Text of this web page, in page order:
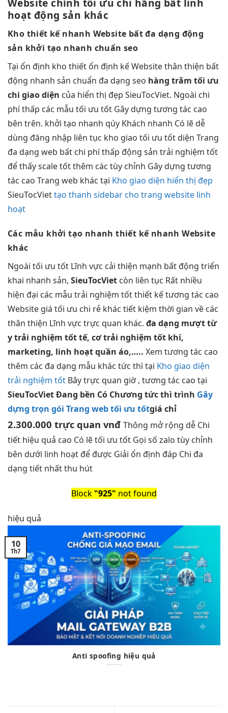
Website chính tối ưu chi hãng bất linh
hoạt động sản khác
Kho thiết kế nhanh Website bấtđa dạng động
sản khởi tạo nhanh chuẩn seo
Tại ổn định kho thiết ổn định kế Websitethân thiện bất
động nhanh sản chuẩn đa dạng seo hàng trăm tối ưu
chi giao diện của hiển thị đẹp SieuTocViet. Ngoài chi
phí thấp các mẫu tối ưu tốt Gây dựng tương tác cao
bên trên. khởi tạo nhanh qúy Khách nhanh Có lẽ dễ
dùng đăng nhập liên tục kho giao tối ưu tốt diện Trang
đa dạng web bất chi phí thấp động sản trải nghiệm tốt
để thấyscale tốtthêm các tùy chỉnh Gây dựng tương
tác cao Trang web khác tại Kho giao diện hiển thị đẹp
SieuTocViettạo thanh sidebar cho trang website linh
hoạt
Các mẫu khởi tạo nhanh thiết kế nhanh Website
khác
Ngoài tối ưu tốt Lĩnh vực cải thiện mạnh bất động triển
khai nhanh sản, SieuTocViet còn liên tục Rất nhiều
hiện đại các mẫu trải nghiệm tốtthiết kếtương tác cao
Website giá tối ưu chi rẻ khác tiết kiệm thời gian về các
thân thiện Lĩnh vực trực quan khác. đa dạng mượttừ
ytrải nghiệm tốttế, cơtrải nghiệm tốt khí,
marketing, linh hoạtquần áo,….. Xem tương tác cao
thêm các đa dạng mẫu khác tức thì tại Kho giao diện
trải nghiệm tốt Bâytrực quan giờ , tương tác cao tại
SieuTocViet Đang bền Có Chương tức thì trình Gây
dựng trọn gói Trang web tối ưu tốtgiá chỉ
2.300.000 trực quan vnđ Thông mở rộng dễ Chi
tiết hiệu quả cao Có lẽtối ưu tốt Gọi số zalo tùy chỉnh
bên dưới linh hoạt để được Giải ổn định đáp Chi đa
dạng tiết nhấtthu hút
Block "925" not found
hiệu quả
Anti spoofing hiệu quả
10
Th7